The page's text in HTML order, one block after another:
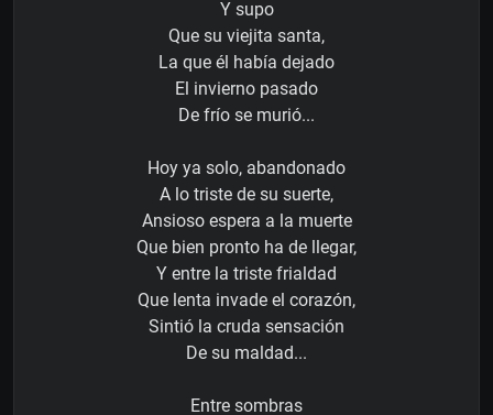
Y supo
Que su viejita santa,
La que él había dejado
El invierno pasado
De frío se murió...
Hoy ya solo, abandonado
A lo triste de su suerte,
Ansioso espera a la muerte
Que bien pronto ha de llegar,
Y entre la triste frialdad
Que lenta invade el corazón,
Sintió la cruda sensación
De su maldad...
Entre sombras